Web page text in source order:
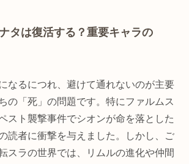
タは復活する？重要キャラの
なるにつれ、避けて通れないのが主要
の「死」の問題です。特にファルムス
スト襲撃事件でシオンが命を落とした
読者に衝撃を与えました。しかし、ご
スラの世界では、リムルの進化や仲間